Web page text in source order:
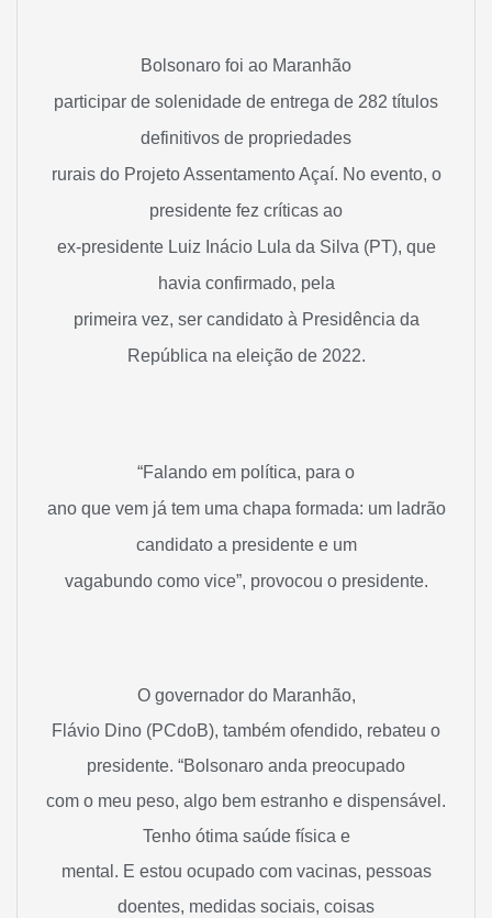
Bolsonaro foi ao Maranhão
participar de solenidade de entrega de 282 títulos
definitivos de propriedades
rurais do Projeto Assentamento Açaí. No evento, o
presidente fez críticas ao
ex-presidente Luiz Inácio Lula da Silva (PT), que
havia confirmado, pela
primeira vez, ser candidato à Presidência da
República na eleição de 2022.
“Falando em política, para o
ano que vem já tem uma chapa formada: um ladrão
candidato a presidente e um
vagabundo como vice”, provocou o presidente.
O governador do Maranhão,
Flávio Dino (PCdoB), também ofendido, rebateu o
presidente. “Bolsonaro anda preocupado
com o meu peso, algo bem estranho e dispensável.
Tenho ótima saúde física e
mental. E estou ocupado com vacinas, pessoas
doentes, medidas sociais, coisas